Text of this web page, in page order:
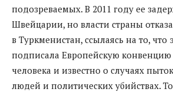
подозреваемых. В 2011 году ее
Швейцарии, но власти страны
в Туркменистан, ссылаясь на то, что
подписала Европейскую конвенцию
человека и известно о случаях
людей и политических убийствах.